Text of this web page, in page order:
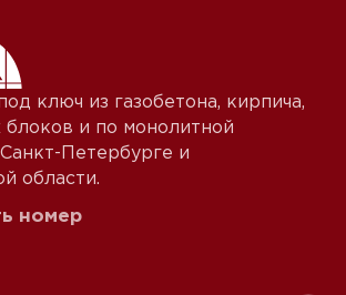
ключ из газобетона, кирпича,
блоков и по монолитной
Петербурге и
области.
номер